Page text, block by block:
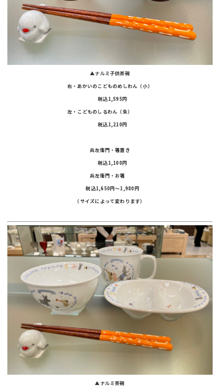
▲ナルミ子供茶碗
右・あかいのこどものめしわん（小）
税込1,595円
左・こどものしるわん（朱）
税込1,210円
兵左衛門・箸置き
税込1,100円
兵左衛門・お箸
税込1,650円〜1,980円
（サイズによって変わります）
▲ナルミ茶碗